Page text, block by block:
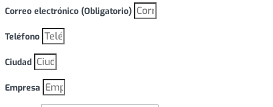
Correo electrónico (Obligatorio)
Teléfono
Ciudad
Empresa